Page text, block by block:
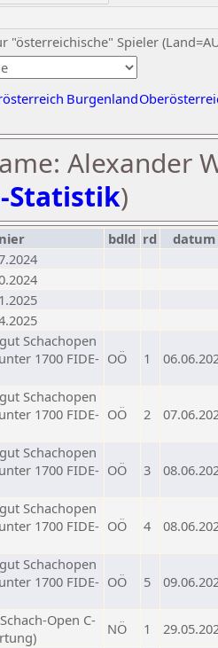
"österreichische" Spieler
Burgenland
Alexander
Statistik)
bdld rd
datum
Schachopen
1700 FIDE- OÖ 1
Schachopen
1700 FIDE- OÖ 2
Schachopen
1700 FIDE- OÖ 3
Schachopen
1700 FIDE- OÖ 4
Schachopen
1700 FIDE- OÖ 5
Open C-
NÖ 1